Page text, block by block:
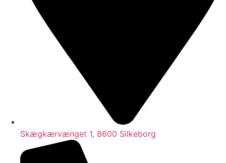
Skægkærvænget 1, 8600 Silkeborg